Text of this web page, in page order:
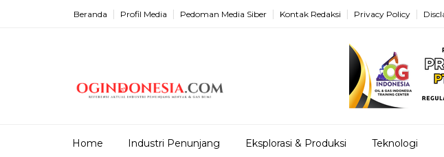
Beranda Profil Media Pedoman Media Siber Kontak Redaksi Privacy Policy
Home Industri Penunjang Eksplorasi & Produksi Teknologi